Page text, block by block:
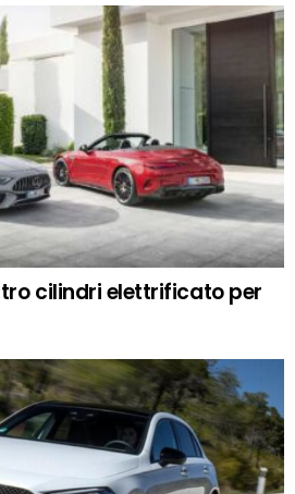
cilindri elettrificato per